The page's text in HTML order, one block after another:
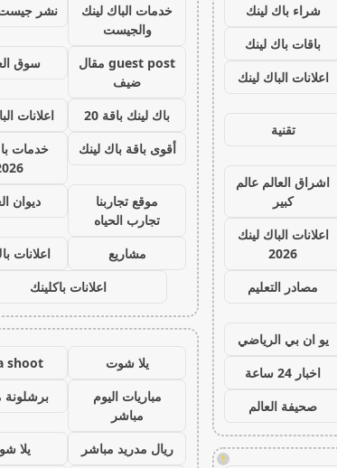
شراء باك لينك
باقات باك لينك
اعلانات الباك لينك
تقنية
اشراق العالم عالم
كبير
اعلانات الباك لينك
2026
مصادر التعليم
يو ان بي الرياضي
اخبار 24 ساعة
صحيفة العالم
!
خدمات الباك لينك
والجيست
نشر
guest post مقال
ضيف
سوق
باك لينك باقة 20
اعلانات
أقوى باقة باك لينك
خدمات
موقع تجاربنا
تجارب الحياه
ديوان
مشاريع
اعلانات
اعلانات باكلينك
يلا شوت
shoot
مباريات اليوم
مباشر
برشلونة
ريال مدريد مباشر
يلا